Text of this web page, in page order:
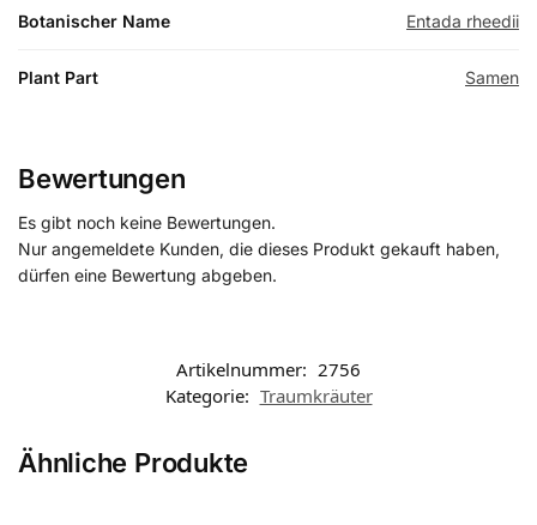
Botanischer Name Entada rheedii
Plant Part Samen
Bewertungen
Es gibt noch keine Bewertungen.
Nur angemeldete Kunden, die dieses Produkt gekauft haben,
dürfen eine Bewertung abgeben.
Artikelnummer: 2756
Kategorie: Traumkräuter
Ähnliche Produkte